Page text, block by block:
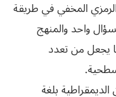
المخفي في طريقة
واحد والمنهج
يجعل من تعدد
بلغة